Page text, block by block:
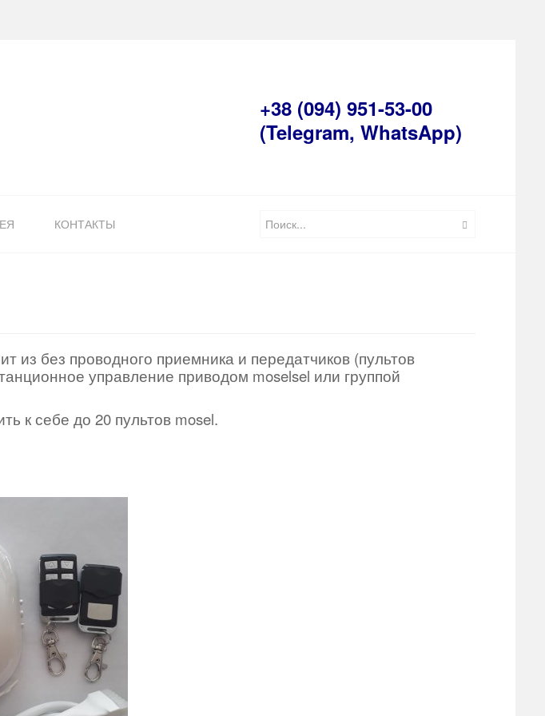
+38 (094) 951-53-00
(Telegram, WhatsApp)
КОНТАКТЫ
из без проводного приемника и передатчиков (пультов
управление приводом moselsel или группой
к себе до 20 пультов mosel.